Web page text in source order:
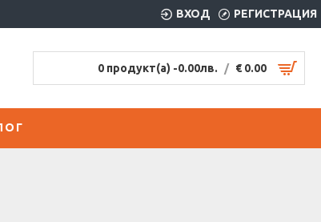
ВХОД РЕГИСТРАЦИЯ
0 продукт(а) -0.00лв. / € 0.00